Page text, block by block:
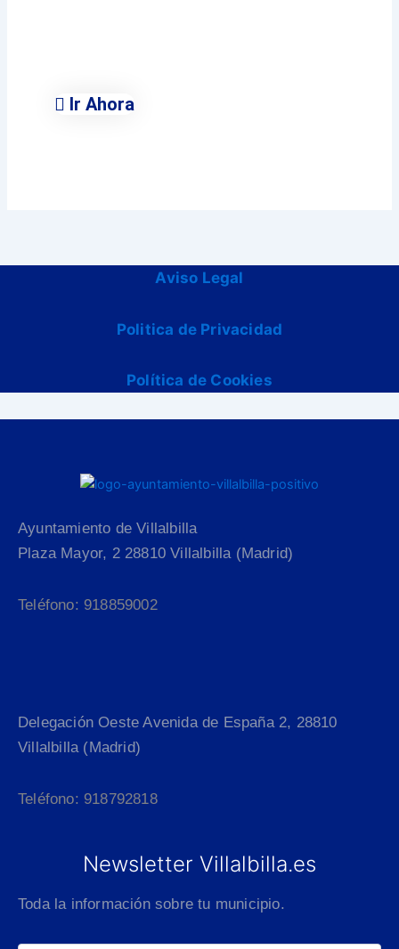
Ir Ahora
Aviso Legal
Politica de Privacidad
Política de Cookies
Ayuntamiento de Villalbilla
Plaza Mayor, 2 28810 Villalbilla (Madrid)
Teléfono: 918859002
Delegación Oeste Avenida de España 2, 28810
Villalbilla (Madrid)
Teléfono: 918792818
Newsletter Villalbilla.es
Toda la información sobre tu municipio.